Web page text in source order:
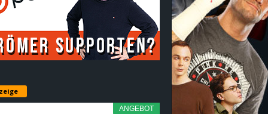
ANGEBOT